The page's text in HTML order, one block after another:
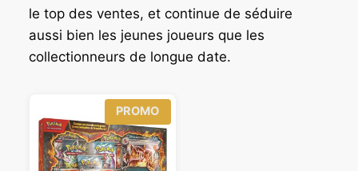
le top des ventes, et continue de séduire
aussi bien les jeunes joueurs que les
collectionneurs de longue date.
PROMOP
R
O
D
U